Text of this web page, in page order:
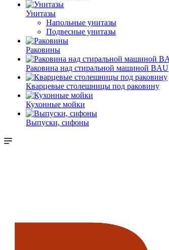
Унитазы
Напольные унитазы
Подвесные унитазы
Раковины
Раковина над стиральной машиной BAU
Кварцевые столешницы под раковину
Кухонные мойки
Выпуски, сифоны